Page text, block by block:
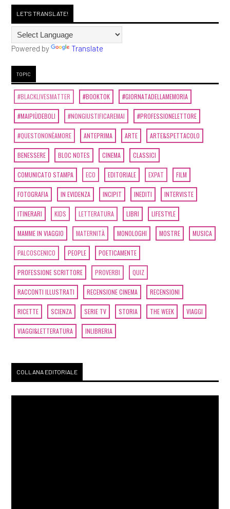
LET'S TRANSLATE!
Powered by Translate
TOPIC
#BLACKLIVESMATTER #BOOKTOK #GIORNATADELLAMEMORIA
#MAIPIÙDEBOLI #NONGIUSTIFICAREMAI #PROFESSIONELETTORE
#QUESTONONÈAMORE ANTEPRIMA ARTE ARTE&SPETTACOLO
BENESSERE BLOC NOTES CINEMA CLASSICI
COMUNICATO STAMPA ECO EDITORIALE EXPAT FILM
FOTOGRAFIA IN EVIDENZA INCIPIT INEDITI INTERVISTE
ITINERARI KIDS LETTERATURA LIBRI LIFESTYLE
MAMME IN VIAGGIO MATERNITÀ MONOLOGHI MOSTRE MUSICA
PALCOSCENICO PEOPLE POETICAMENTE
PROFESSIONE SCRITTORE PROVERBI QUIZ
RACCONTI ILLUSTRATI RECENSIONE CINEMA RECENSIONI
RICETTE SCIENZA SERIE TV STORIA THE WEEK VIAGGI
VIAGGI&LETTERATURA INLIBRERIA
COLLANA EDITORIALE